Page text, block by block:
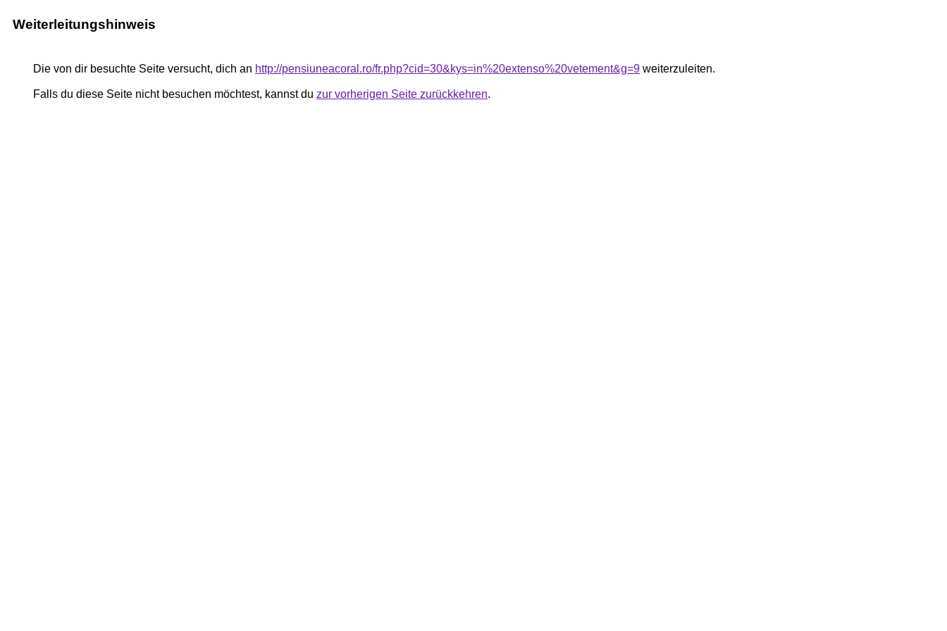
Weiterleitungshinweis
Die von dir besuchte Seite versucht, dich an http://pensiuneacoral.ro/fr.php?cid=30&kys=in%20extenso%20vetement&g=9 weiterzuleiten.
Falls du diese Seite nicht besuchen möchtest, kannst du zur vorherigen Seite zurückkehren.